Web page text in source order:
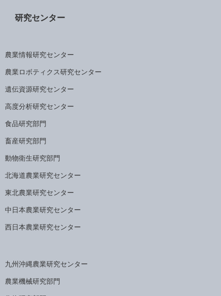
研究センター
農業情報研究センター
農業ロボティクス研究センター
遺伝資源研究センター
高度分析研究センター
食品研究部門
畜産研究部門
動物衛生研究部門
北海道農業研究センター
東北農業研究センター
中日本農業研究センター
西日本農業研究センター
九州沖縄農業研究センター
農業機械研究部門